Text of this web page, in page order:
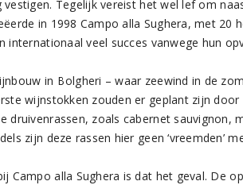
vestigen. Tegelijk vereist het wel lef om
in 1998 Campo alla Sughera, met 20
internationaal veel succes vanwege hun
in Bolgheri – waar zeewind in de
wijnstokken zouden er geplant zijn
druivenrassen, zoals cabernet
zijn deze rassen hier geen ‘vreemden’
Campo alla Sughera is dat het geval. De